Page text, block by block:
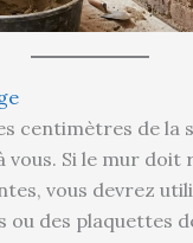
centimètres de la
vous. Si le mur doit
vous devrez
ou des plaquettes